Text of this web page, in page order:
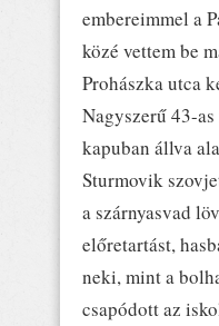
embereimmel a
közé vettem be
Prohászka utca
Nagyszerű 43-
kapuban állva
Sturmovik
a szárnyasvad
előretartást,
neki, mint a
csapódott az